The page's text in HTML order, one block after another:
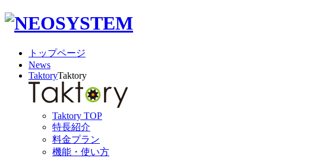
トップページ
News
TaktoryTaktory
Taktory TOP
特長紹介
料金プラン
機能・使い方